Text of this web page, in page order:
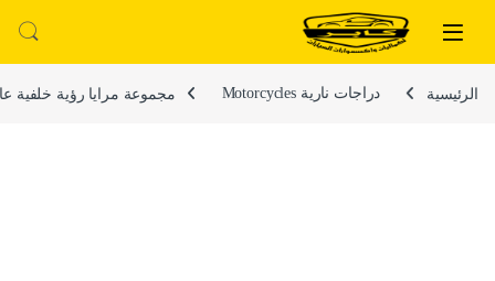
تخطي إلى المحتوى
الرئيسية دراجات نارية Motorcycles مجموعة مرايا رؤية خلفية عالمية للدراجات النارية ، مرايا